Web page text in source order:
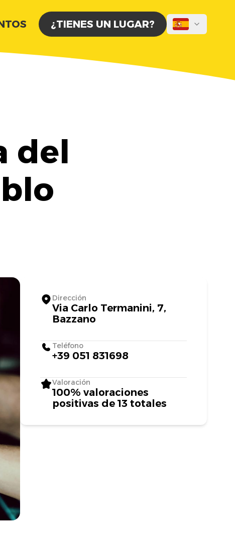
¿TIENES UN LUGAR?
del
Dirección
Via Carlo Termanini, 7,
Bazzano
Teléfono
+39 051 831698
Valoración
100% valoraciones
positivas de 13 totales